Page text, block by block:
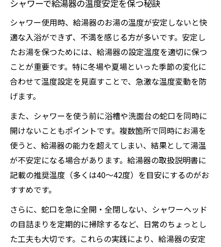
シャワーで給湯器の温度安定を保つ秘訣
シャワー使用時、給湯器のお湯の温度が安定しないと快
適な入浴ができず、不満を感じる方が多いです。安定し
たお湯を保つためには、給湯器の設定温度を適切に保つ
ことが重要です。特に冬場や夏場といった季節の変化に
合わせて温度設定を見直すことで、急激な温度変動を防
げます。
また、シャワーを使う前に浴槽や洗面台の蛇口を同時に
開けないこともポイントです。複数箇所で同時にお湯を
使うと、給湯器の能力を超えてしまい、結果として湯温
が不安定になる場合があります。給湯器の取扱説明書に
記載の推奨温度（多くは40〜42度）を目安にするのがお
すすめです。
さらに、蛇口を急に全開・全閉しない、シャワーヘッド
の目詰まりを定期的に掃除するなど、日常のちょっとし
た工夫も大切です。これらの実践により、給湯器の安定